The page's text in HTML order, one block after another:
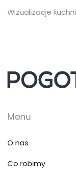
Wizualizacje
Menu
O nas
Co robimy